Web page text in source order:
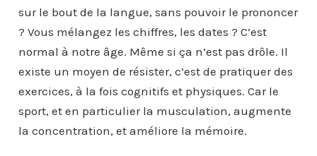
sur le bout de la langue, sans pouvoir le prononcer
? Vous mélangez les chiffres, les dates ? C’est
normal à notre âge. Même si ça n’est pas drôle. Il
existe un moyen de résister, c’est de pratiquer des
exercices, à la fois cognitifs et physiques. Car le
sport, et en particulier la musculation, augmente
la concentration, et améliore la mémoire.